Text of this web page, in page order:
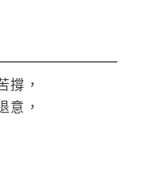
撐，
意，